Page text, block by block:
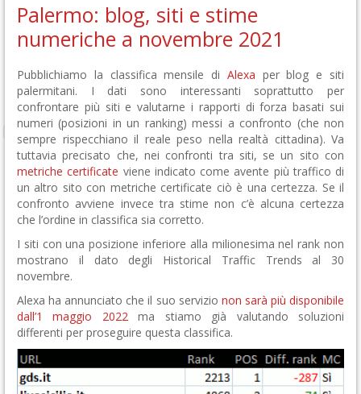
Palermo: blog, siti e stime
numeriche a novembre 2021
Pubblichiamo la classifica mensile di Alexa per blog e siti
palermitani. I dati sono interessanti soprattutto per
confrontare più siti e valutarne i rapporti di forza basati sui
numeri (posizioni in un ranking) messi a confronto (che non
sempre rispecchiano il reale peso nella realtà cittadina). Va
tuttavia precisato che, nei confronti tra siti, se un sito con
metriche certificate viene indicato come avente più traffico di
un altro sito con metriche certificate ciò è una certezza. Se il
confronto avviene invece tra stime non c’è alcuna certezza
che l’ordine in classifica sia corretto.
I siti con una posizione inferiore alla milionesima nel rank non
mostrano il dato degli Historical Traffic Trends al 30
novembre.
Alexa ha annunciato che il suo servizio non sarà più disponibile
dall’1 maggio 2022ma stiamo già valutando soluzioni
differenti per proseguire questa classifica.